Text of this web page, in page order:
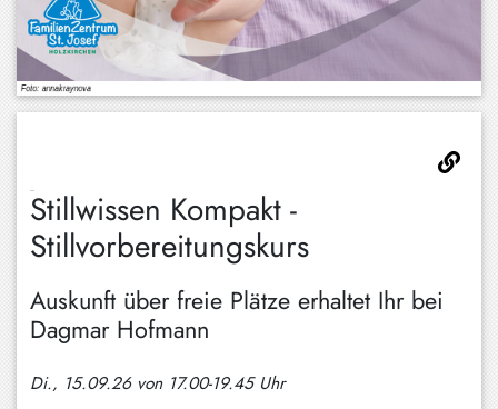
Stillwissen Kompakt -
Stillvorbereitungskurs
Auskunft über freie Plätze erhaltet Ihr bei
Dagmar Hofmann
Di., 15.09.26 von 17.00-19.45 Uhr
Hundham
Irschenberg
Kreuth
Miesbach
Neuhaus
Otterfing
Egern